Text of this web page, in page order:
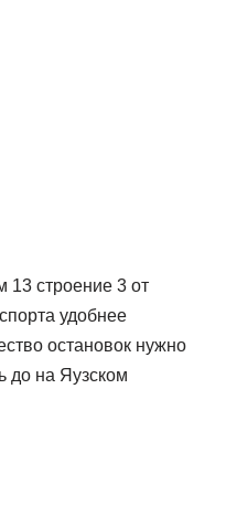
13 строение 3 от
удобнее
остановок нужно
до на Яузском